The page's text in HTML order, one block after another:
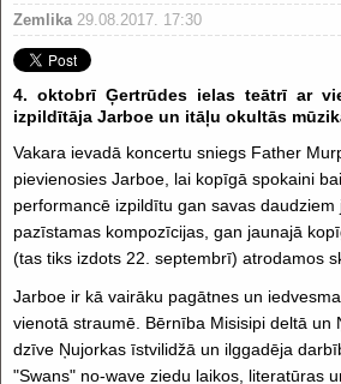
Zemlika 29.08.2017. 17:30
4. oktobrī Ģertrūdes ielas teātrī ar
izpildītāja Jarboe un itāļu okultās
Vakara ievadā koncertu sniegs Father
pievienosies Jarboe, lai kopīgā spokaini
performancē izpildītu gan savas daudziem
pazīstamas kompozīcijas, gan jaunajā
(tas tiks izdots 22. septembrī) atrodamos
Jarboe ir kā vairāku pagātnes un
vienotā straumē. Bērnība Misisipi deltā un
dzīve Ņujorkas īstvilidžā un ilggadēja
"Swans" no-wave ziedu laikos, literatūras